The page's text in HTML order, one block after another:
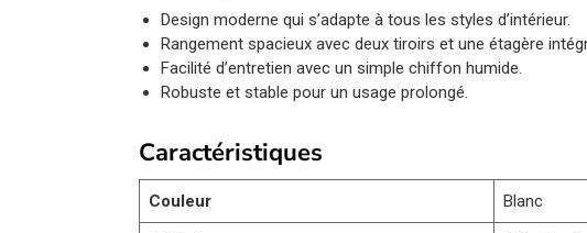
Design moderne qui s’adapte à tous les styles d’intérieur.
Rangement spacieux avec deux tiroirs et une étagère
Facilité d’entretien avec un simple chiffon humide.
Robuste et stable pour un usage prolongé.
Caractéristiques
Couleur Blanc